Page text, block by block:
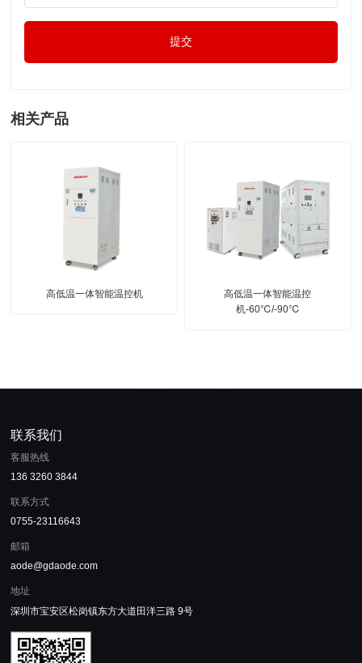
提交
相关产品
高低温一体智能温控机
高低温一体智能温控
机-60℃/-90℃
联系我们
客服热线
136 3260 3844
联系方式
0755-23116643
邮箱
aode@gdaode.com
地址
深圳市宝安区松岗镇东方大道田洋三路 9号